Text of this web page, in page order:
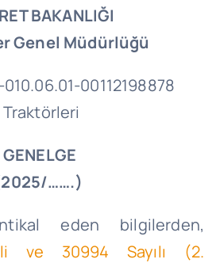
BAKANLIĞI
Genel Müdürlüğü
00112198878
Traktörleri
GENELGE
…….)
intikal eden bilgilerden,
ve 30994 Sayılı (2.